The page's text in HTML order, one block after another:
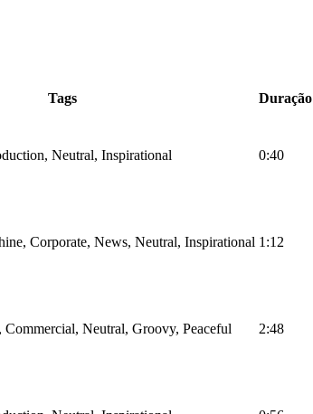
Tags Duração
Neutral, Inspirational 0:40
Corporate, News, Neutral, Inspirational 1:12
Commercial, Neutral, Groovy, Peaceful 2:48